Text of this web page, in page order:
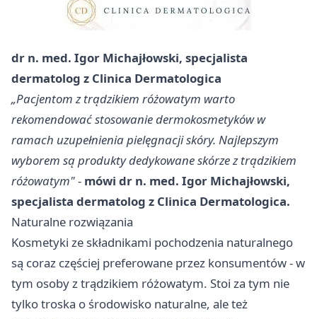
dr n. med. Igor Michajłowski, specjalista
dermatolog z Clinica Dermatologica
„Pacjentom z trądzikiem różowatym warto
rekomendować stosowanie dermokosmetyków w
ramach uzupełnienia pielęgnacji skóry. Najlepszym
wyborem są produkty dedykowane skórze z trądzikiem
różowatym"- mówi dr n. med. Igor Michajłowski,
specjalista dermatolog z Clinica Dermatologica.
Naturalne rozwiązania
Kosmetyki ze składnikami pochodzenia naturalnego
są coraz częściej preferowane przez konsumentów - w
tym osoby z trądzikiem różowatym. Stoi za tym nie
tylko troska o środowisko naturalne, ale też